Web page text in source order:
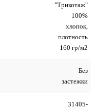
"Трикотаж"
100%
хлопок,
плотность
160 гр/м2
Без
застежки
31405-